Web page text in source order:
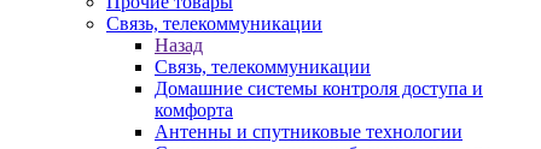
Связь, телекоммуникации
Назад
Связь, телекоммуникации
Домашние системы контроля доступа и
комфорта
Антенны и спутниковые технологии